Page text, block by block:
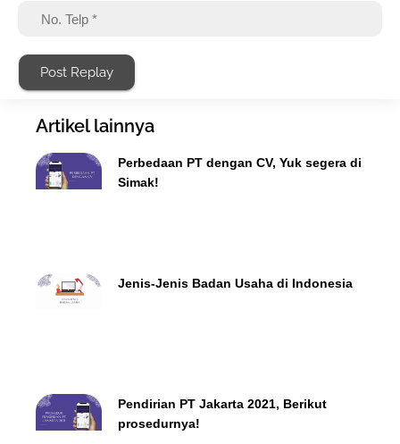
Post Replay
Artikel lainnya
Perbedaan PT dengan CV, Yuk segera di
Simak!
Jenis-Jenis Badan Usaha di Indonesia
Pendirian PT Jakarta 2021, Berikut
prosedurnya!